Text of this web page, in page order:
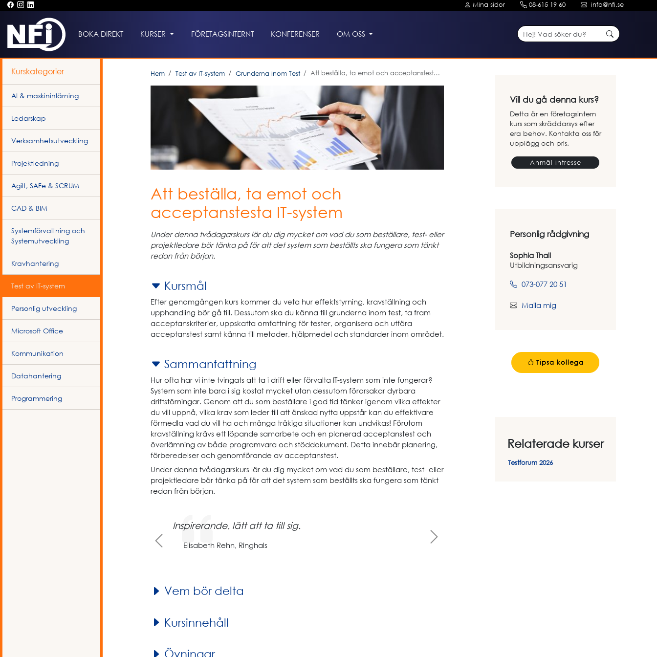
Mina sidor 08-615 19 60 info@nfi.se
BOKA DIREKT KURSER FÖRETAGSINTERNT KONFERENSER OM OSS
Kurskategorier
AI & maskininlärning
Ledarskap
Verksamhetsutveckling
Projektledning
Agilt, SAFe & SCRUM
CAD & BIM
Systemförvaltning och
Systemutveckling
Kravhantering
Test av IT-system
Personlig utveckling
Microsoft Office
Kommunikation
Datahantering
Programmering
Hem Test av IT-system Grunderna inom Test Att beställa, ta emot och acceptanstesta IT-system
Att beställa, ta emot och
acceptanstesta IT-system
Under denna tvådagarskurs lär du dig mycket om vad du som beställare, test- eller
projektledare bör tänka på för att det system som beställts ska fungera som tänkt
redan från början.
Kursmål
Efter genomgången kurs kommer du veta hur effektstyrning, kravställning och
upphandling bör gå till. Dessutom ska du känna till grunderna inom test, ta fram
acceptanskriterier, uppskatta omfattning för tester, organisera och utföra
acceptanstest samt känna till metoder, hjälpmedel och standarder inom området.
Sammanfattning
Hur ofta har vi inte tvingats att ta i drift eller förvalta IT-system som inte fungerar?
System som inte bara i sig kostat mycket utan dessutom förorsakar dyrbara
driftstörningar. Genom att du som beställare i god tid tänker igenom vilka effekter
du vill uppnå, vilka krav som leder till att önskad nytta uppstår kan du effektivare
förmedla vad du vill ha och många tråkiga situationer kan undvikas! Förutom
kravställning krävs ett löpande samarbete och en planerad acceptanstest och
överlämning av både programvara och stöddokument. Detta innebär planering,
förberedelser och genomförande av acceptanstest.
Under denna tvådagarskurs lär du dig mycket om vad du som beställare, test- eller
projektledare bör tänka på för att det system som beställts ska fungera som tänkt
redan från början.
Inspirerande, lätt att ta till sig.
Elisabeth Rehn, Ringhals
Previous
Vem bör delta
Kursinnehåll
Övningar
Vill du gå denna kurs?
Detta är en företagsintern
kurs som skräddarsys efter
era behov. Kontakta oss för
upplägg och pris.
Anmäl intresse
Personlig rådgivning
Sophia Thall
Utbildningsansvarig
073-077 20 51
Maila mig
Tipsa kollega
Relaterade kurser
Testforum 2026